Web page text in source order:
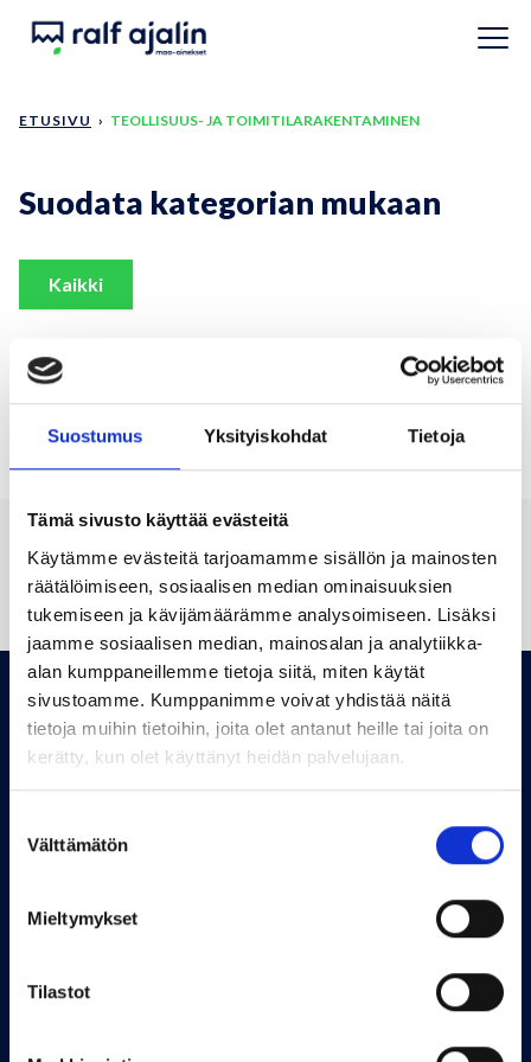
Suostumus Yksityiskohdat Tietoja
Tämä sivusto käyttää evästeitä
Käytämme evästeitä tarjoamamme sisällön ja mainosten
räätälöimiseen, sosiaalisen median ominaisuuksien
tukemiseen ja kävijämäärämme analysoimiseen. Lisäksi
jaamme sosiaalisen median, mainosalan ja analytiikka-
alan kumppaneillemme tietoja siitä, miten käytät
sivustoamme. Kumppanimme voivat yhdistää näitä
tietoja muihin tietoihin, joita olet antanut heille tai joita on
kerätty, kun olet käyttänyt heidän palvelujaan.
valinta
Välttämätön
Mieltymykset
Tilastot
ETUSIVU › TEOLLISUUS- JA TOIMITILARAKENTAMINEN
Suodata kategorian mukaan
Kaikki
Haluatko lisätietoja
palveluistamme?
Ota yhteyttä
Facebook
Instagram
Linkedin
Perheyhtiö R. Ajalin Oy